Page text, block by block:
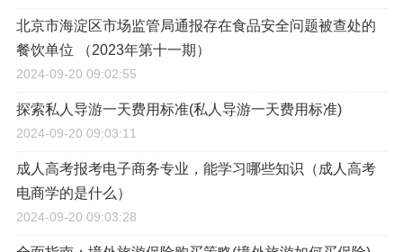
北京市海淀区市场监管局通报存在食品安全问题被查处的
餐饮单位 （2023年第十一期）
2024-09-20 09:02:55
探索私人导游一天费用标准(私人导游一天费用标准)
2024-09-20 09:03:11
成人高考报考电子商务专业，能学习哪些知识（成人高考
电商学的是什么）
2024-09-20 09:03:28